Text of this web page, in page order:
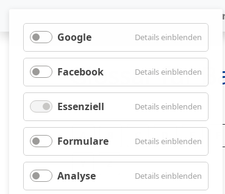
Google Details einblenden
Google
Facebook Details einblenden
Essenziell Details einblenden
Formulare Details einblenden
Analyse Details einblenden
Analyse
Glossar für
C D E
Y Z